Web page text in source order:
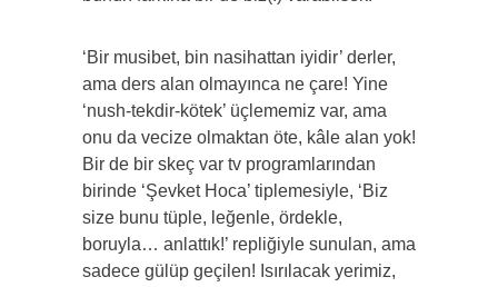
‘Bir musibet, bin nasihattan iyidir’ derler,
ama ders alan olmayınca ne çare! Yine
‘nush-tekdir-kötek’ üçlememiz var, ama
onu da vecize olmaktan öte, kâle alan yok!
Bir de bir skeç var tv programlarından
birinde ‘Şevket Hoca’ tiplemesiyle, ‘Biz
size bunu tüple, leğenle, ördekle,
boruyla… anlattık!’ repliğiyle sunulan, ama
sadece gülüp geçilen! Isırılacak yerimiz,